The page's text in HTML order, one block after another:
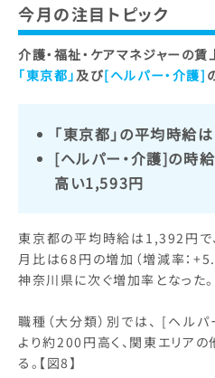
今月の注目トピック
介護・福祉・ケアマネジャーの
「東京都」 及び[ヘルパー・介護]
「東京都」の平均時給
[ヘルパー・介護]の時
高い1,593円
東京都の平均時給は1,392円で
月比は68円の増加（増減率：
神奈川県に次ぐ増加率となった。
職種（大分類）別では、 [ヘル
より約200円高く、関東エリア
る。【図8】